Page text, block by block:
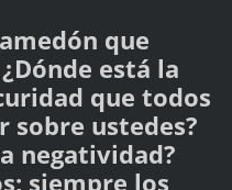
que
está la
que todos
sobre ustedes?
negatividad?
siempre los